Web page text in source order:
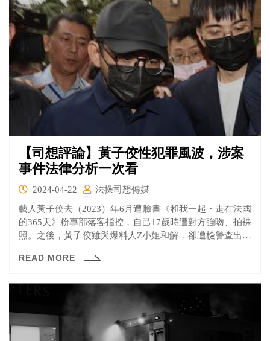
【司想評論】黃子佼性犯罪風波，涉案
事件法律分析一次看
2024-04-22
法操司想傳媒
藝人黃子佼去（2023）年6月遭臉書《和我一起・走在法國
的365天》粉專部落客指控，自己17歲時遭對方強吻、拍裸
照。之後，黃子佼雖與爆料人Z小姐和解，卻遭檢警查出，
裸露內容。持片事件曝光後，黃子佼再度受各界撻伐，最
READ MORE